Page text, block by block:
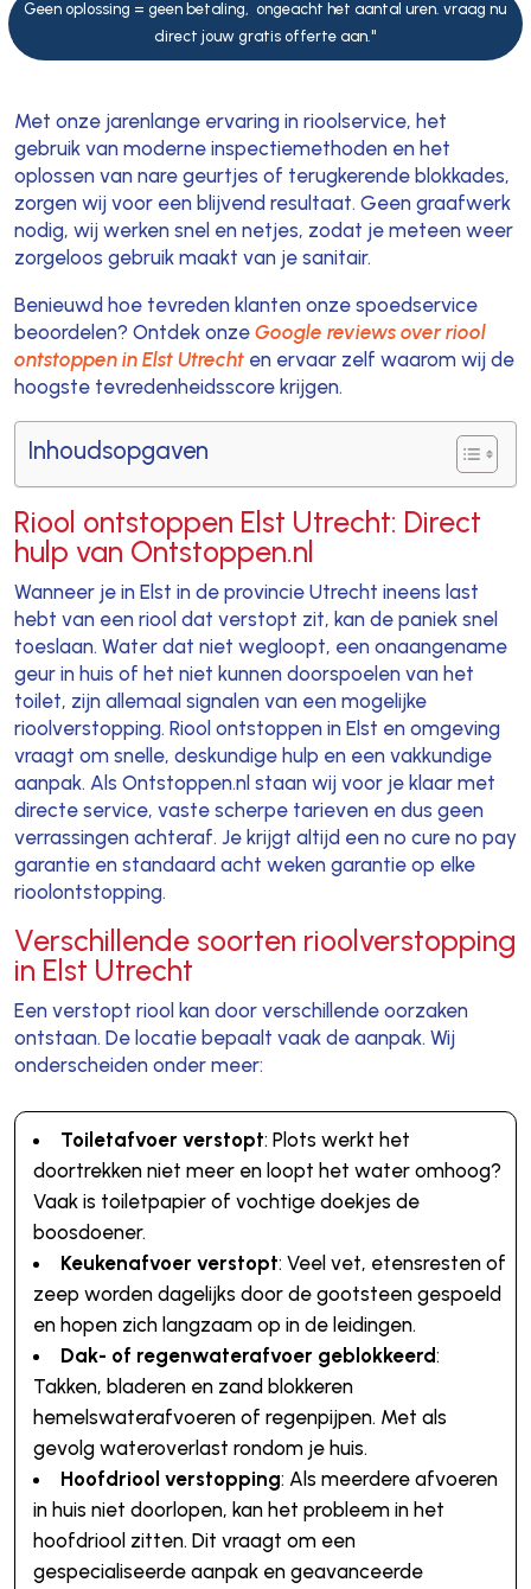
Geen oplossing = geen betaling, ongeacht het aantal uren. vraag nu
direct jouw gratis offerte aan."
Met onze jarenlange ervaring in rioolservice, het
gebruik van moderne inspectiemethoden en het
oplossen van nare geurtjes of terugkerende blokkades,
zorgen wij voor een blijvend resultaat. Geen graafwerk
nodig, wij werken snel en netjes, zodat je meteen weer
zorgeloos gebruik maakt van je sanitair.
Benieuwd hoe tevreden klanten onze spoedservice
beoordelen? Ontdek onze Google reviews over riool
ontstoppen in Elst Utrechten ervaar zelf waarom wij de
hoogste tevredenheidsscore krijgen.
Inhoudsopgaven
Riool ontstoppen Elst Utrecht: Direct
hulp van Ontstoppen.nl
Wanneer je in Elst in de provincie Utrecht ineens last
hebt van een riool dat verstopt zit, kan de paniek snel
toeslaan. Water dat niet wegloopt, een onaangename
geur in huis of het niet kunnen doorspoelen van het
toilet, zijn allemaal signalen van een mogelijke
rioolverstopping. Riool ontstoppen in Elst en omgeving
vraagt om snelle, deskundige hulp en een vakkundige
aanpak. Als Ontstoppen.nl staan wij voor je klaar met
directe service, vaste scherpe tarieven en dus geen
verrassingen achteraf. Je krijgt altijd een no cure no pay
garantie en standaard acht weken garantie op elke
rioolontstopping.
Verschillende soorten rioolverstopping
in Elst Utrecht
Een verstopt riool kan door verschillende oorzaken
ontstaan. De locatie bepaalt vaak de aanpak. Wij
onderscheiden onder meer:
Toiletafvoer verstopt: Plots werkt het
doortrekken niet meer en loopt het water omhoog?
Vaak is toiletpapier of vochtige doekjes de
boosdoener.
Keukenafvoer verstopt: Veel vet, etensresten of
zeep worden dagelijks door de gootsteen gespoeld
en hopen zich langzaam op in de leidingen.
Dak- of regenwaterafvoer geblokkeerd:
Takken, bladeren en zand blokkeren
hemelswaterafvoeren of regenpijpen. Met als
gevolg wateroverlast rondom je huis.
Hoofdriool verstopping: Als meerdere afvoeren
in huis niet doorlopen, kan het probleem in het
hoofdriool zitten. Dit vraagt om een
gespecialiseerde aanpak en geavanceerde